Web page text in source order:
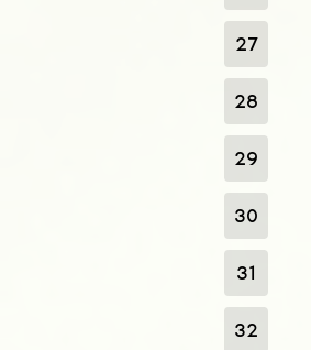
27
28
29
30
31
32